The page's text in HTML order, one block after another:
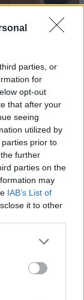
parties, or
for
opt-out
that after your
seeing
utilized by
prior to
further
parties on the
may
IAB’s List of
it to other